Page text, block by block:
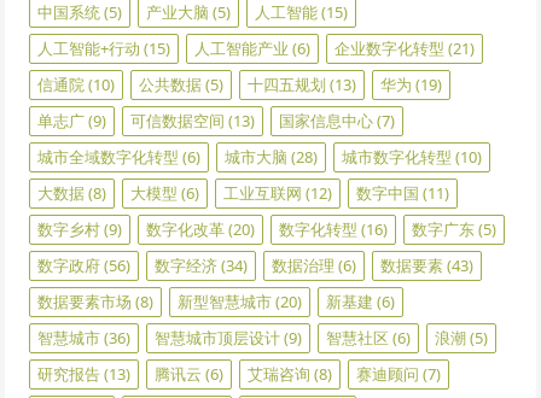
中国系统(5) 产业大脑 (5) 人工智能(15)
人工智能+行动 (15) 人工智能产业 (6) 企业数字化转型 (21)
信通院(10) 公共数据(5) 十四五规划 (13) 华为 (19)
单志广(9) 可信数据空间 (13) 国家信息中心(7)
城市全域数字化转型 (6) 城市大脑 (28) 城市数字化转型 (10)
大数据(8) 大模型 (6) 工业互联网 (12) 数字中国 (11)
数字乡村(9) 数字化改革(20) 数字化转型 (16) 数字广东(5)
数字政府(56) 数字经济(34) 数据治理 (6) 数据要素(43)
数据要素市场 (8) 新型智慧城市(20) 新基建 (6)
智慧城市(36) 智慧城市顶层设计(9) 智慧社区 (6) 浪潮(5)
研究报告(13) 腾讯云 (6) 艾瑞咨询 (8) 赛迪顾问 (7)